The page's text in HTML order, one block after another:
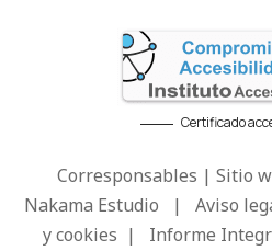
Certificado
Corresponsables | Sitio
Nakama Estudio | Aviso
y cookies | Informe